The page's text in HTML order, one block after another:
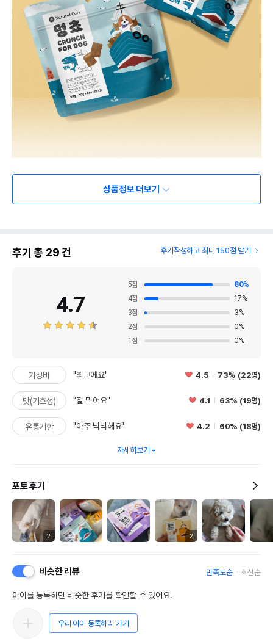
상품정보 더보기
후기 총 29건 후기작성하고 최대 150점 받기
4.7
5점 80%
4점 17%
3점 3%
2점 0%
1 점 0%
가성비 "최고에요" 4.5 73% (22명)
맛(기호성) "잘 먹어요" 4.1 63% (19명)
유통기한 "아주 넉넉해요" 4.2 60% (18명)
자세히보기
포토 후기
2 2
비슷한 리뷰 만족도순 최신순
아이를 등록하면 비슷한 후기를 확인할 수 있어요.
우리 아이 등록하러 가기